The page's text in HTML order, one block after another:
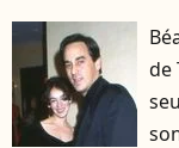
de